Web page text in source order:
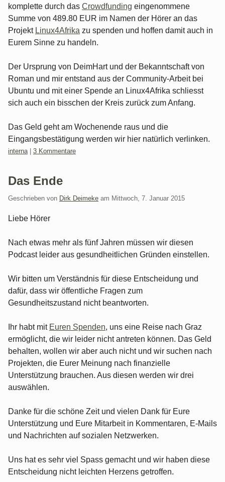
komplette durch das Crowdfunding eingenommene
Summe von 489.80 EUR im Namen der Hörer an das
Projekt Linux4Afrika zu spenden und hoffen damit auch in
Eurem Sinne zu handeln.
Der Ursprung von DeimHart und der Bekanntschaft von
Roman und mir entstand aus der Community-Arbeit bei
Ubuntu und mit einer Spende an Linux4Afrika schliesst
sich auch ein bisschen der Kreis zurück zum Anfang.
Das Geld geht am Wochenende raus und die
Eingangsbestätigung werden wir hier natürlich verlinken.
Kategorien:
interna 3 Kommentare
Das Ende
Geschrieben von Dirk Deimeke am Mittwoch, 7. Januar 2015
Liebe Hörer
Nach etwas mehr als fünf Jahren müssen wir diesen
Podcast leider aus gesundheitlichen Gründen einstellen.
Wir bitten um Verständnis für diese Entscheidung und
dafür, dass wir öffentliche Fragen zum
Gesundheitszustand nicht beantworten.
Ihr habt mit Euren Spenden, uns eine Reise nach Graz
ermöglicht, die wir leider nicht antreten können. Das Geld
behalten, wollen wir aber auch nicht und wir suchen nach
Projekten, die Eurer Meinung nach finanzielle
Unterstützung brauchen. Aus diesen werden wir drei
auswählen.
Danke für die schöne Zeit und vielen Dank für Eure
Unterstützung und Eure Mitarbeit in Kommentaren, E-Mails
und Nachrichten auf sozialen Netzwerken.
Uns hat es sehr viel Spass gemacht und wir haben diese
Entscheidung nicht leichten Herzens getroffen.